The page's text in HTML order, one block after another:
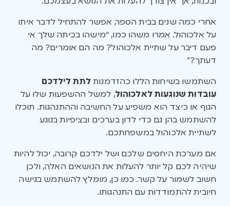
אחרי כמה שנים בבית הספר, אפשר להתחיל לדבר איתו
על אלכוהול. אמרו משהו כמו, “מישהו בכיתה שלך אי
פעם דיבר על שתיית אלכוהול? מה הם אומרים? מה
דעתך?”
השתמשו בשיחות הללו כהזדמנותלתת לילדכם
עובדות שנוגעות לאלכוהול, למשל ההשפעות שלו על
הגוף או כיצד הוא משפיע על החשיבה וההתנהגות. תוכלו
להשתמש בהן גם כדי לדון בערכים ובציפיות בנוגע
לשתיית אלכוהול במשפחתכם.
אם מערכת היחסים שלכם ושל ילדכם קרובה, יכול להיות
שיהיה לכם קל יותר להעלות את הנושאים האלה, ולכן
חשוב לשמור על קשר. כמו כן, מומלץ להשתמש בגישה
חיובית להתמודדות עם התנהגותו.